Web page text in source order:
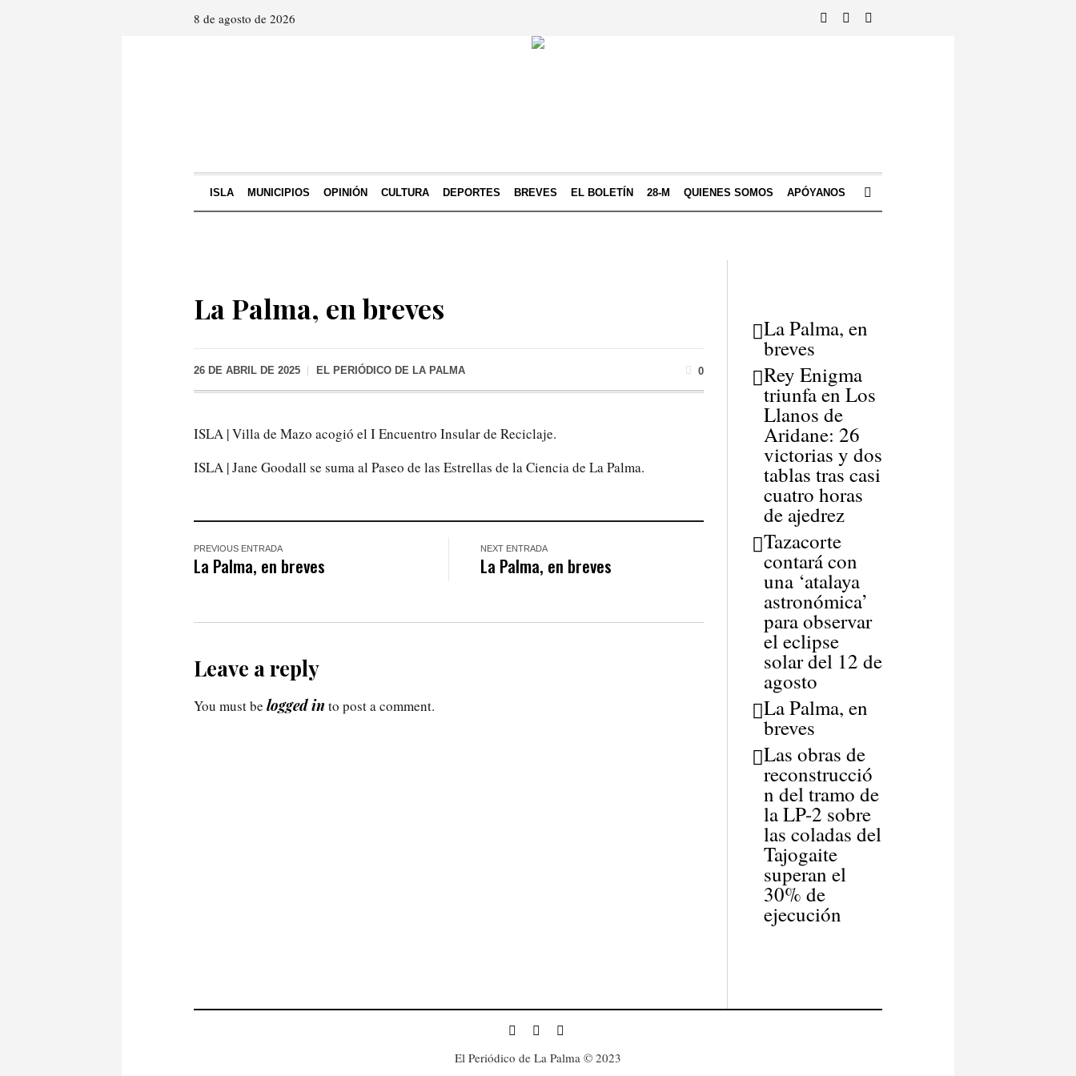
8 de agosto de 2026
ISLA MUNICIPIOS OPINIÓN CULTURA DEPORTES BREVES EL BOLETÍN 28-M QUIENES SOMOS APÓYANOS
La Palma, en breves
26 DE ABRIL DE 2025 EL PERIÓDICO DE LA PALMA 0
ISLA | Villa de Mazo acogió el I Encuentro Insular de Reciclaje.
ISLA | Jane Goodall se suma al Paseo de las Estrellas de la Ciencia de La Palma.
PREVIOUS ENTRADA
La Palma, en breves
NEXT ENTRADA
La Palma, en breves
Leave a reply
You must be logged in to post a comment.
La Palma, en
breves
Rey Enigma
triunfa en Los
Llanos de
Aridane: 26
victorias y dos
tablas tras casi
cuatro horas
de ajedrez
Tazacorte
contará con
una ‘atalaya
astronómica’
para observar
el eclipse
solar del 12 de
agosto
La Palma, en
breves
Las obras de
reconstrucció
n del tramo de
la LP-2 sobre
las coladas del
Tajogaite
superan el
30% de
ejecución
El Periódico de La Palma © 2023